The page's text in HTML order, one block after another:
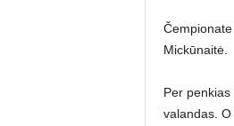
Mickūnaitė.
Per
valandas.